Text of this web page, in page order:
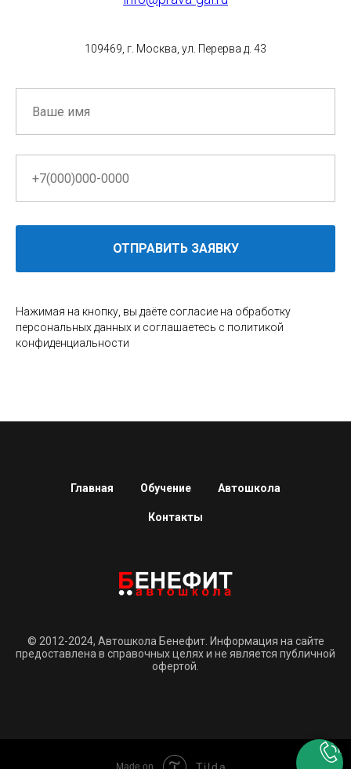
109469, г. Москва, ул. Перерва д. 43
ОТПРАВИТЬ ЗАЯВКУ
Нажимая на кнопку, вы даёте согласие на обработку
персональных данных и соглашаетесь c политикой
конфиденциальности
Главная Обучение Автошкола
Контакты
© 2012-2024, Автошкола Бенефит. Информация на сайте
предоставлена в справочных целях и не является публичной
офертой.
Made on